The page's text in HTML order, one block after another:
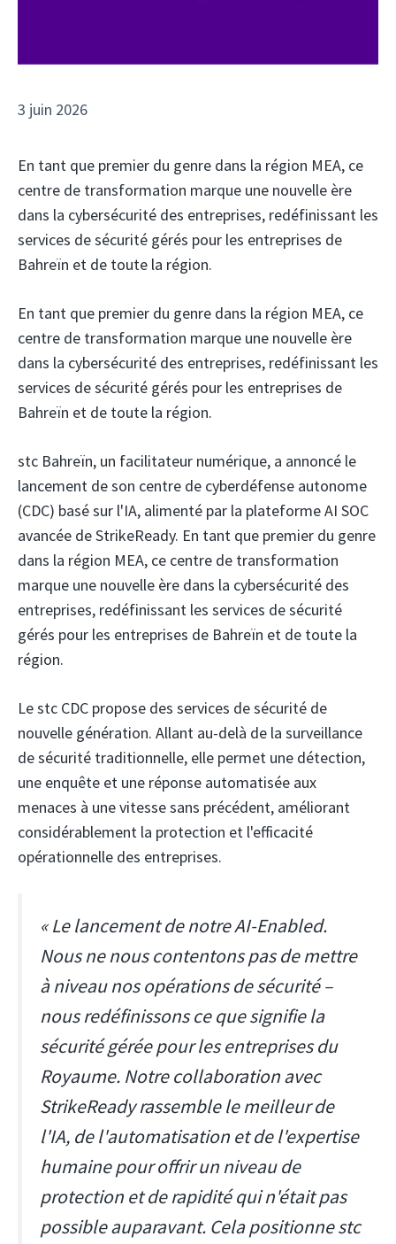
3 juin 2026
En tant que premier du genre dans la région MEA, ce
centre de transformation marque une nouvelle ère
dans la cybersécurité des entreprises, redéfinissant les
services de sécurité gérés pour les entreprises de
Bahreïn et de toute la région.
En tant que premier du genre dans la région MEA, ce
centre de transformation marque une nouvelle ère
dans la cybersécurité des entreprises, redéfinissant les
services de sécurité gérés pour les entreprises de
Bahreïn et de toute la région.
stc Bahreïn, un facilitateur numérique, a annoncé le
lancement de son centre de cyberdéfense autonome
(CDC) basé sur l'IA, alimenté par la plateforme AI SOC
avancée de StrikeReady. En tant que premier du genre
dans la région MEA, ce centre de transformation
marque une nouvelle ère dans la cybersécurité des
entreprises, redéfinissant les services de sécurité
gérés pour les entreprises de Bahreïn et de toute la
région.
Le stc CDC propose des services de sécurité de
nouvelle génération. Allant au-delà de la surveillance
de sécurité traditionnelle, elle permet une détection,
une enquête et une réponse automatisée aux
menaces à une vitesse sans précédent, améliorant
considérablement la protection et l'efficacité
opérationnelle des entreprises.
« Le lancement de notre AI-Enabled.
Nous ne nous contentons pas de mettre
à niveau nos opérations de sécurité –
nous redéfinissons ce que signifie la
sécurité gérée pour les entreprises du
Royaume. Notre collaboration avec
StrikeReady rassemble le meilleur de
l'IA, de l'automatisation et de l'expertise
humaine pour offrir un niveau de
protection et de rapidité qui n'était pas
possible auparavant. Cela positionne stc